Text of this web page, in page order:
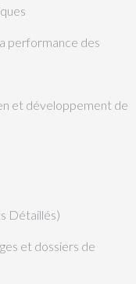
performance des
et développement de
Détaillés)
et dossiers de